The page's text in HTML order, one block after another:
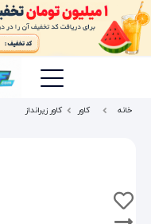
خانه کاور کاور زیرانداز